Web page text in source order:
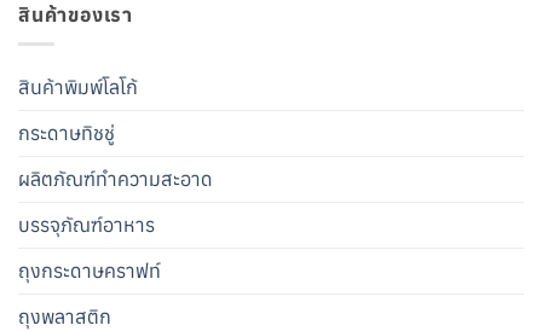
สินค้าของเรา
สินค้าพิมพ์โลโก้
กระดาษทิชชู่
ผลิตภัณฑ์ทำความสะอาด
บรรจุภัณฑ์อาหาร
ถุงกระดาษคราฟท์
ถุงพลาสติก